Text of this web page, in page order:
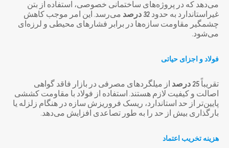
می‌دهد که در پروژه‌های ساختمانی خصوصی، استفاده از بتن
غیراستاندارد به حدود 32درصد می‌رسد. این امر موجب کاهش
چشمگیر مقاومت سازه‌ها در برابر فشارهای محیطی و لرزه‌ای
می‌شود.
فولاد و اجزای حیاتی
تقریباً 25درصد از میلگردهای مصرفی در بازار فاقد گواهی
اصالت و کیفیت لازم هستند. استفاده از فولاد با مقاومت کششی
پایین‌تر از حد استاندارد، ریسک فروریزش سازه در هنگام زلزله یا
بارگذاری بیش از حد را به طور تصاعدی افزایش می‌دهد.
هزینه تخریب اعتماد